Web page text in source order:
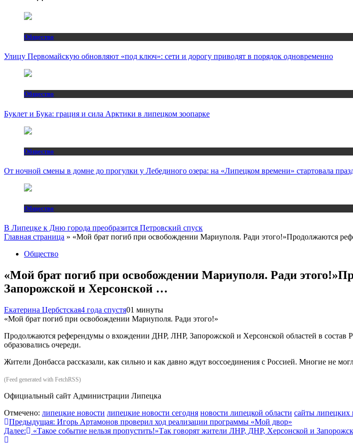
Общество
Улицу Первомайскую обновляют «под ключ»: сети и дорогу приводят в порядок одновременно
Общество
Буклет и Бука: грация и сила Арктики в липецком зоопарке
Общество
От ночной смены в домне до прогулки у Лебединого озера: на «Липецком времени» стартовала
Общество
В Липецке к Дню города преобразится Петровский спуск
Главная страница » «Мой брат погиб при освобождении Мариуполя. Ради этого!»Продолжаются
Общество
«Мой брат погиб при освобождении Мариуполя. Ради
Запорожской и Херсонской …
Екатерина Цербстская4 года спустя01 минуты
«Мой брат погиб при освобождении Мариуполя. Ради этого!»
Продолжаются референдумы о вхождении ДНР, ЛНР, Запорожской и Херсонской областей в состав
образовались очереди.
Жители Донбасса рассказали, как сильно и как давно ждут воссоединения с Россией. Многие не
(Feed generated with FetchRSS)
Официальный сайт Администрации Липецка
Отмечено: липецкие новости липецкие новости сегодня новости липецкой области сайты липецких
Навигация
по
Предыдущая: Игорь Артамонов проверил ход реализации программы «Мой двор»
Далее:
«Такое событие нельзя пропустить!»Так говорят жители ЛНР, ДНР, Херсонской и